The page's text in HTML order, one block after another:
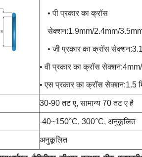
• पी प्रकार का क्रॉस
सेक्शन:1.9mm/2.4mm/
• जी प्रकार का क्रॉस सेक्शन:3.1
• वी प्रकार का क्रॉस
• एस प्रकार का क्रॉस सेक्शन:1.5
30-90 तट ए, सामान्य 70 तट ए है
-40~150°C, 300°C, अनुकूलित
अनुकूलित